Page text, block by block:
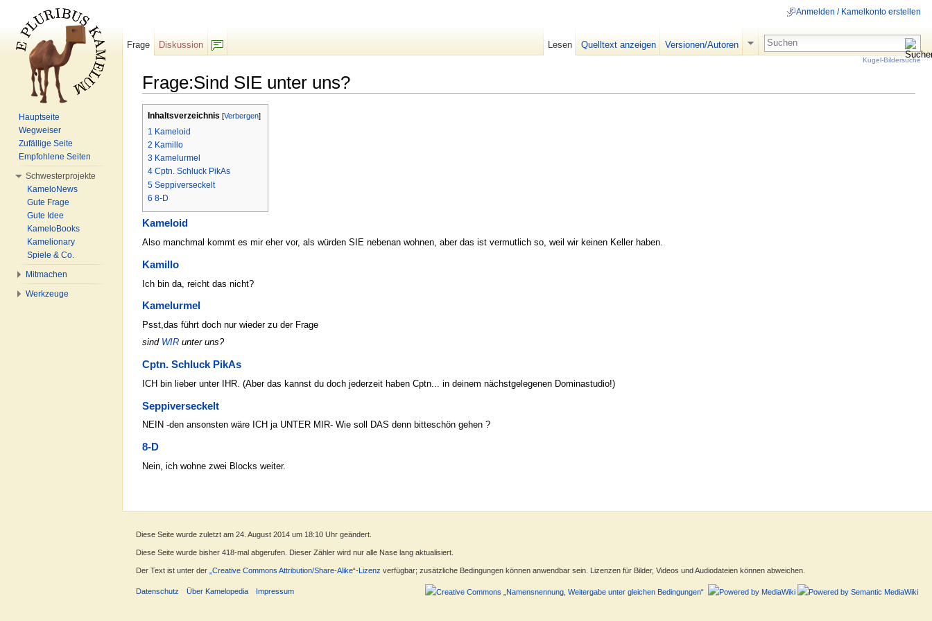
Frage:Sind SIE unter uns?
Inhaltsverzeichnis [Verbergen]
1 Kameloid
2 Kamillo
3 Kamelurmel
4 Cptn. Schluck PikAs
5 Seppiverseckelt
6 8-D
Kameloid
Also manchmal kommt es mir eher vor, als würden SIE nebenan wohnen, aber das ist vermutlich so, weil wir keinen Keller haben.
Kamillo
Ich bin da, reicht das nicht?
Kamelurmel
Psst,das führt doch nur wieder zu der Frage
sind WIR unter uns?
Cptn. Schluck PikAs
ICH bin lieber unter IHR. (Aber das kannst du doch jederzeit haben Cptn... in deinem nächstgelegenen Dominastudio!)
Seppiverseckelt
NEIN -den ansonsten wäre ICH ja UNTER MIR- Wie soll DAS denn bitteschön gehen ?
8-D
Nein, ich wohne zwei Blocks weiter.
Anmelden / Kamelkonto erstellen
Frage
Diskussion
Lesen Quelltext anzeigen Versionen/Autoren
Kugel-Bildersuche
Hauptseite
Wegweiser
Zufällige Seite
Empfohlene Seiten
Schwesterprojekte
KameloNews
Gute Frage
Gute Idee
KameloBooks
Kamelionary
Spiele & Co.
Mitmachen
Werkzeuge
Diese Seite wurde zuletzt am 24. August 2014 um 18:10 Uhr geändert.
Diese Seite wurde bisher 418-mal abgerufen. Dieser Zähler wird nur alle Nase lang aktualisiert.
Der Text ist unter der „Creative Commons Attribution/Share-Alike“-Lizenz verfügbar; zusätzliche Bedingungen können anwendbar sein. Lizenzen für Bilder, Videos und Audiodateien können abweichen.
Datenschutz Über Kamelopedia Impressum